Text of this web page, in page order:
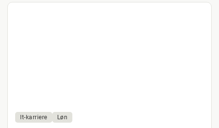
It-karriere Løn